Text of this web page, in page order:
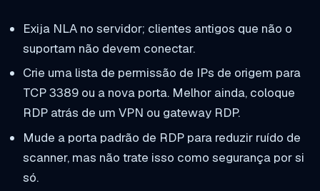
Exija NLA no servidor; clientes antigos que não o
suportam não devem conectar.
Crie uma lista de permissão de IPs de origem para
TCP 3389 ou a nova porta. Melhor ainda, coloque
RDP atrás de um VPN ou gateway RDP.
Mude a porta padrão de RDP para reduzir ruído de
scanner, mas não trate isso como segurança por si
só.